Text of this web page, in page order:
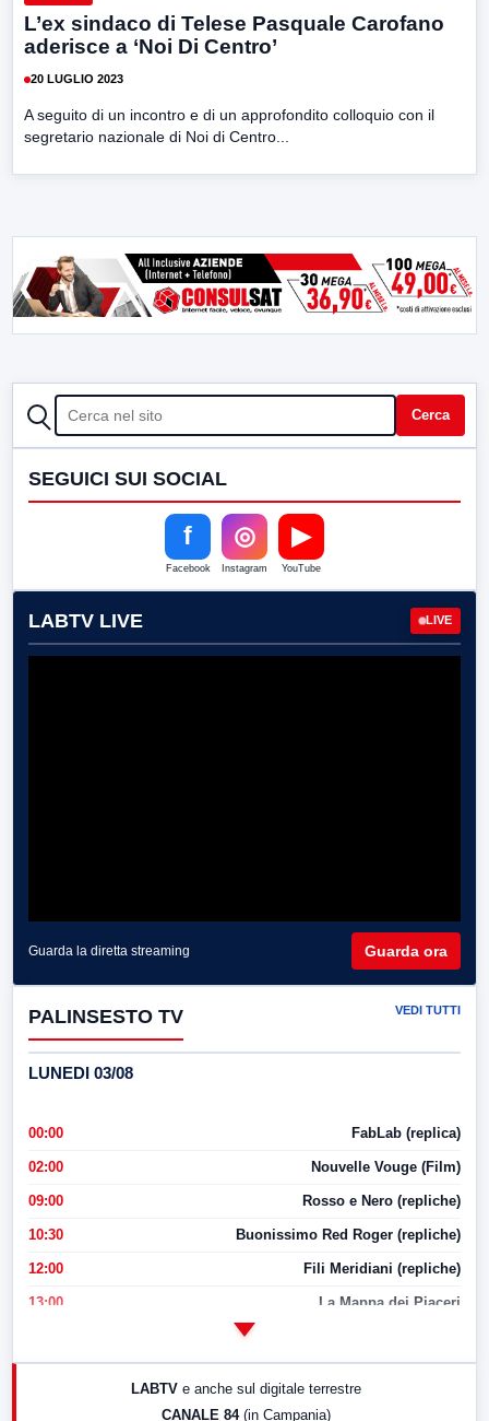
L’ex sindaco di Telese Pasquale Carofano
aderisce a ‘Noi Di Centro’
20 LUGLIO 2023
A seguito di un incontro e di un approfondito colloquio con il
segretario nazionale di Noi di Centro...
CERCA Cerca
SEGUICI SUI SOCIAL
f
Facebook
◎
Instagram
▶
YouTube
LABTV LIVE LIVE
Guarda la diretta streaming Guarda ora
PALINSESTO TV VEDI TUTTI
LUNEDI 03/08
00:00 FabLab (replica)
02:00 Nouvelle Vouge (Film)
09:00 Rosso e Nero (repliche)
10:30 Buonissimo Red Roger (repliche)
12:00 Fili Meridiani (repliche)
13:00 La Mappa dei Piaceri
17:00 LabNews (replica)
LABTV e anche sul digitale terrestre
CANALE 84 (in Campania)